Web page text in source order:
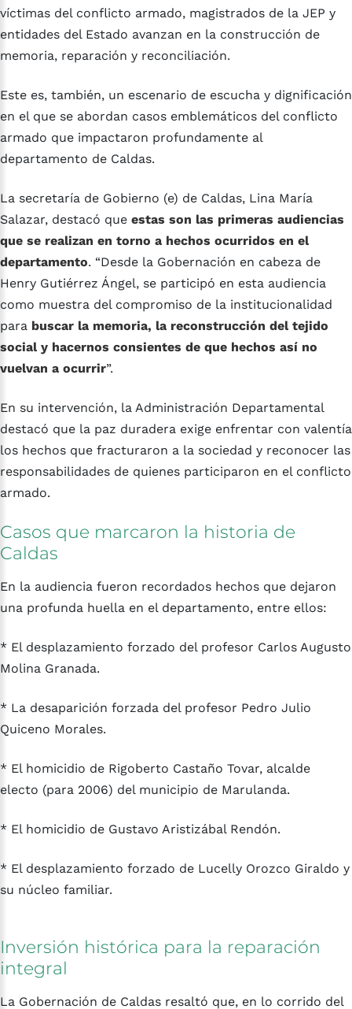
víctimas del conflicto armado, magistrados de la JEP y
entidades del Estado avanzan en la construcción de
memoria, reparación y reconciliación.
Este es, también, un escenario de escucha y dignificación
en el que se abordan casos emblemáticos del conflicto
armado que impactaron profundamente al
departamento de Caldas.
La secretaría de Gobierno (e) de Caldas, Lina María
Salazar, destacó que estas son las primeras audiencias
que se realizan en torno a hechos ocurridos en el
departamento. “Desde la Gobernación en cabeza de
Henry Gutiérrez Ángel, se participó en esta audiencia
como muestra del compromiso de la institucionalidad
para buscar la memoria, la reconstrucción del tejido
social y hacernos consientes de que hechos así no
vuelvan a ocurrir”.
En su intervención, la Administración Departamental
destacó que la paz duradera exige enfrentar con valentía
los hechos que fracturaron a la sociedad y reconocer las
responsabilidades de quienes participaron en el conflicto
armado.
Casos que marcaron la historia de
Caldas
En la audiencia fueron recordados hechos que dejaron
una profunda huella en el departamento, entre ellos:
* El desplazamiento forzado del profesor Carlos Augusto
Molina Granada.
* La desaparición forzada del profesor Pedro Julio
Quiceno Morales.
* El homicidio de Rigoberto Castaño Tovar, alcalde
electo (para 2006) del municipio de Marulanda.
* El homicidio de Gustavo Aristizábal Rendón.
* El desplazamiento forzado de Lucelly Orozco Giraldo y
su núcleo familiar.
Inversión histórica para la reparación
integral
La Gobernación de Caldas resaltó que, en lo corrido del